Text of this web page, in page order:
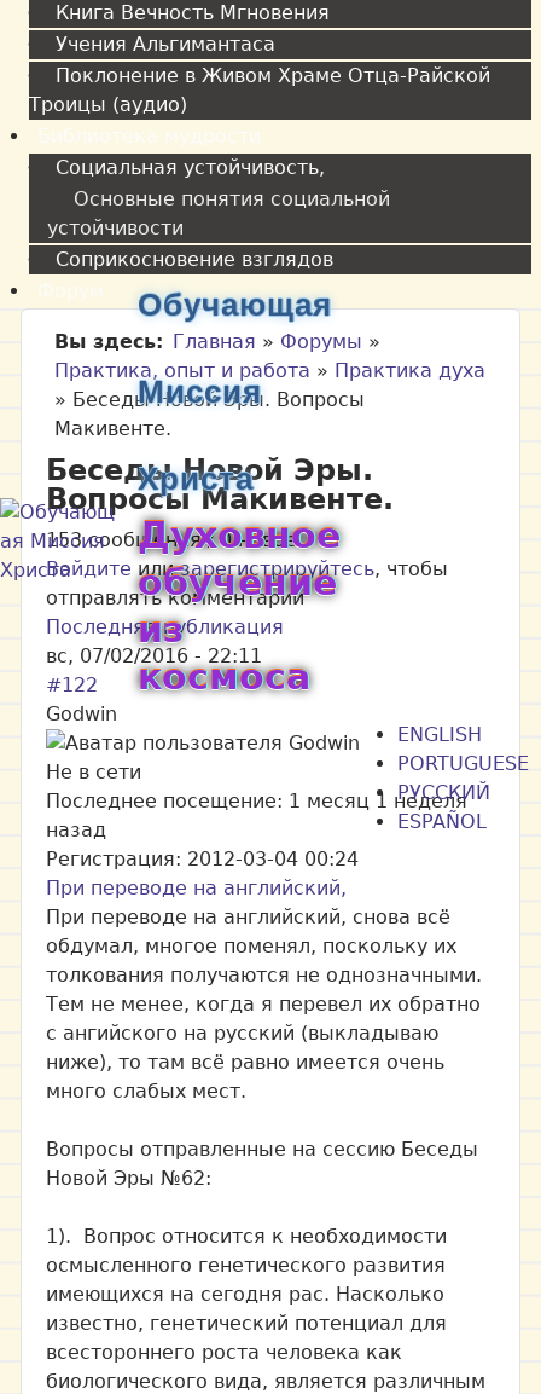
Книга Вечность Мгновения
Учения Альгимантаса
Поклонение в Живом Храме Отца-Райской
Троицы (аудио)
Библиотека мудрости
Социальная устойчивость,
Основные понятия социальной
устойчивости
Соприкосновение взглядов
Форум
Обучающая
Миссия
Христа
Духовное
обучение
из
космоса
ENGLISH
PORTUGUESE
РУССКИЙ
ESPAÑOL
Вы здесь Главная » Форумы »
Практика, опыт и работа » Практика духа
» Беседы Новой Эры. Вопросы
Макивенте.
Беседы Новой Эры.
Вопросы Макивенте.
153 сообщения / 0 новое
Войдите илизарегистрируйтесь, чтобы
отправлять комментарии
Последняя публикация
вс, 07/02/2016 - 22:11
#122
Godwin
Не в сети
Последнее посещение: 1 месяц 1 неделя
назад
Регистрация: 2012-03-04 00:24
При переводе на английский,
При переводе на английский, снова всё
обдумал, многое поменял, поскольку их
толкования получаются не однозначными.
Тем не менее, когда я перевел их обратно
с ангийского на русский (выкладываю
ниже), то там всё равно имеется очень
много слабых мест.
Вопросы отправленные на сессию Беседы
Новой Эры №62:
1). Вопрос относится к необходимости
осмысленного генетического развития
имеющихся на сегодня рас. Насколько
известно, генетический потенциал для
всестороннего роста человека как
биологического вида, является различным